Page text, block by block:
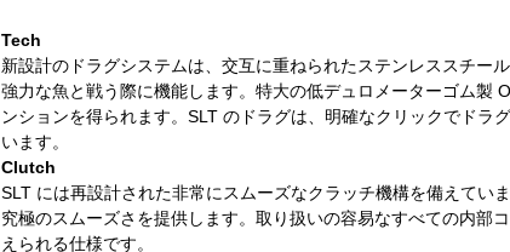
Tech
新設計のドラグシステムは、交互に重ねられたステンレススチー
強力な魚と戦う際に機能します。特大の低デュロメーターゴム製
ンションを得られます。SLT のドラグは、明確なクリックでド
います。
Clutch
SLT には再設計された非常にスムーズなクラッチ機構を備えてい
究極のスムーズさを提供します。取り扱いの容易なすべての内部
えられる仕様です。